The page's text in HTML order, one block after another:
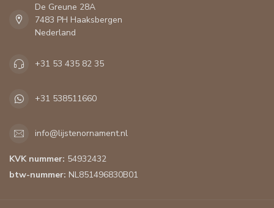
De Greune 28A
7483 PH Haaksbergen
Nederland
+31 53 435 82 35
+31 538511660
info@lijstenornament.nl
KVK nummer: 54932432
btw-nummer: NL851496830B01